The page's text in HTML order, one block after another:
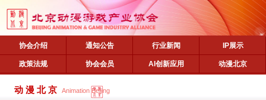
协会介绍 通知公告 行业新闻 IP展示
政策法规 协会会员 AI创新应用 动漫北京
动漫北京 Animation Beijing